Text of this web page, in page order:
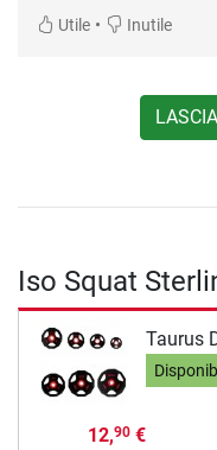
Utile • Inutile
Iso Squat
Taurus
12,90€